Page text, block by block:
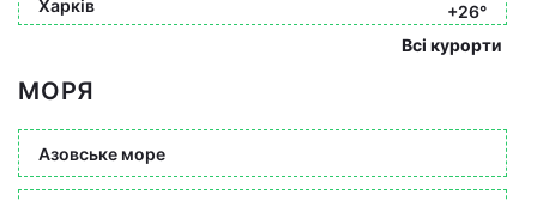
Харків
+26°
Всі курорти
МОРЯ
Азовське море